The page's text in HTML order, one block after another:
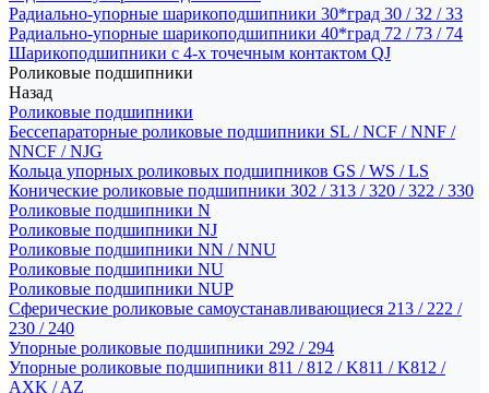
Радиально-упорные шарикоподшипники 30*град 30 / 32 / 33
Радиально-упорные шарикоподшипники 40*град 72 / 73 / 74
Шарикоподшипники с 4-х точечным контактом QJ
Роликовые подшипники
Назад
Роликовые подшипники
Бессепараторные роликовые подшипники SL / NCF / NNF /
NNCF / NJG
Кольца упорных роликовых подшипников GS / WS / LS
Конические роликовые подшипники 302 / 313 / 320 / 322 / 330
Роликовые подшипники N
Роликовые подшипники NJ
Роликовые подшипники NN / NNU
Роликовые подшипники NU
Роликовые подшипники NUP
Сферические роликовые самоустанавливающиеся 213 / 222 /
230 / 240
Упорные роликовые подшипники 292 / 294
Упорные роликовые подшипники 811 / 812 / K811 / K812 /
AXK / AZ